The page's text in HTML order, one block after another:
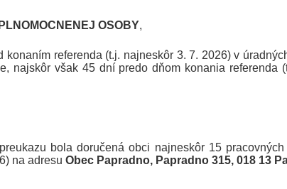
OSOBY,
referenda (t.j. najneskôr 3. 7. 2026) v
najskôr však 45 dní predo dňom konania referenda
bola doručená obci najneskôr 15
na adresu Obec Papradno, Papradno 315, 018 13